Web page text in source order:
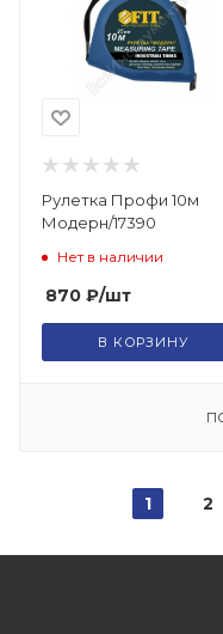
Рулетка Профи 10м
Модерн/17390
Нет в наличии
870 ₽/шт
В КОРЗИНУ
1 2